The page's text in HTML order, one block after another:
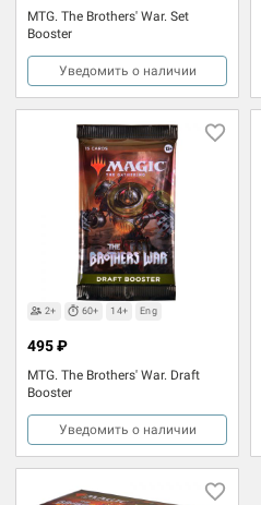
MTG. The Brothers' War. Set
Booster
Уведомить о наличии
2+ 60+ 14+ Eng
MTG. The Brothers' War. Draft
Booster
495 ₽
Уведомить о наличии